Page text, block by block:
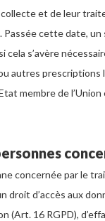
et de leur
Passée cette date,
cela s’avère
autres prescriptions
membre de
concernée par le
droit d’accès aux
(Art. 16 RGPD),